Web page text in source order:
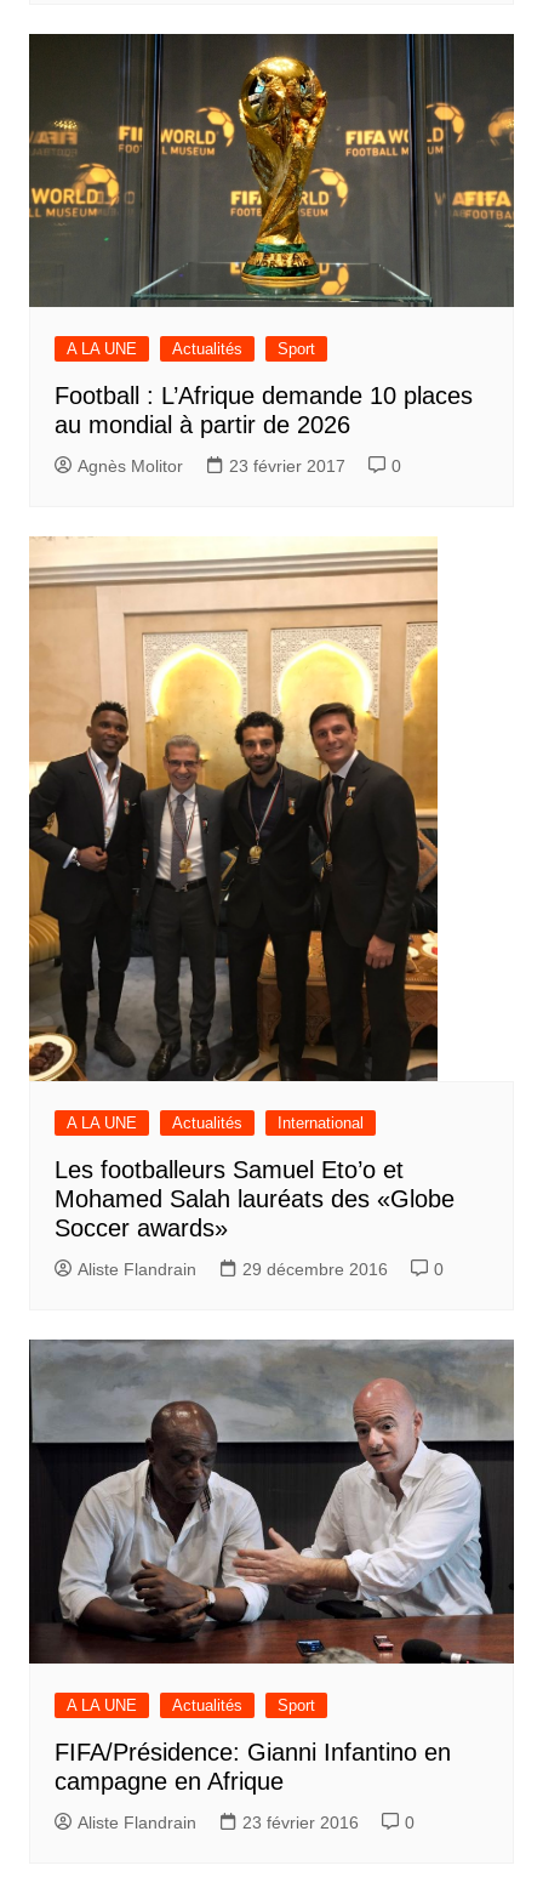
A LA UNE Actualités Sport
Football : L’Afrique demande 10 places
au mondial à partir de 2026
Agnès Molitor 23 février 2017 0
A LA UNE Actualités International
Les footballeurs Samuel Eto’o et
Mohamed Salah lauréats des «Globe
Soccer awards»
Aliste Flandrain 29 décembre 2016 0
A LA UNE Actualités Sport
FIFA/Présidence: Gianni Infantino en
campagne en Afrique
Aliste Flandrain 23 février 2016 0